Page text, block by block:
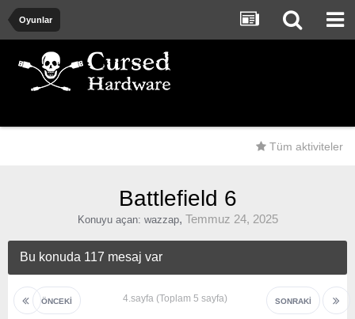
Oyunlar
Tüm aktiviteler
Battlefield 6
Konuyu açan: wazzap, Temmuz 24, 2025
Bu konuda 117 mesaj var
ÖNCEKI SONRAKI
4.sayfa (Toplam 5 sayfa)